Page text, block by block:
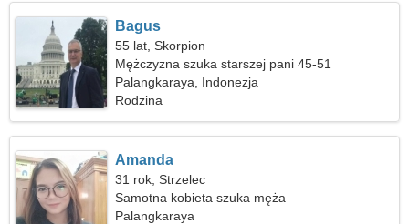
Bagus
55 lat, Skorpion
Mężczyzna szuka starszej pani 45-51
Palangkaraya, Indonezja
Rodzina
Amanda
31 rok, Strzelec
Samotna kobieta szuka męża
Palangkaraya